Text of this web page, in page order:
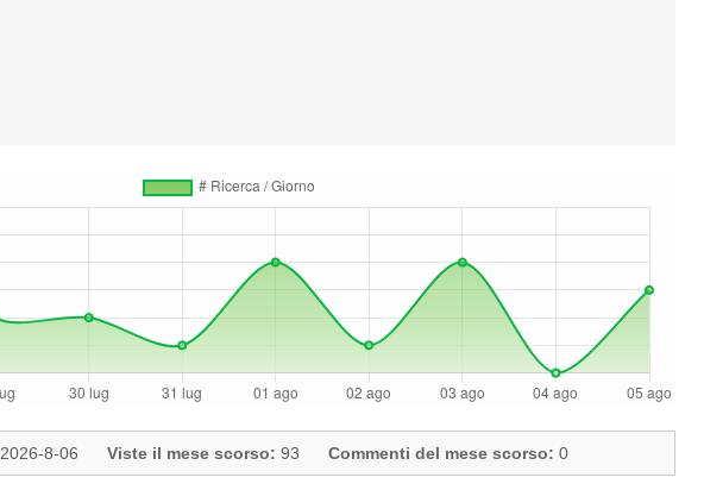
2026-8-06 Viste il mese scorso: 93 Commenti del mese scorso: 0